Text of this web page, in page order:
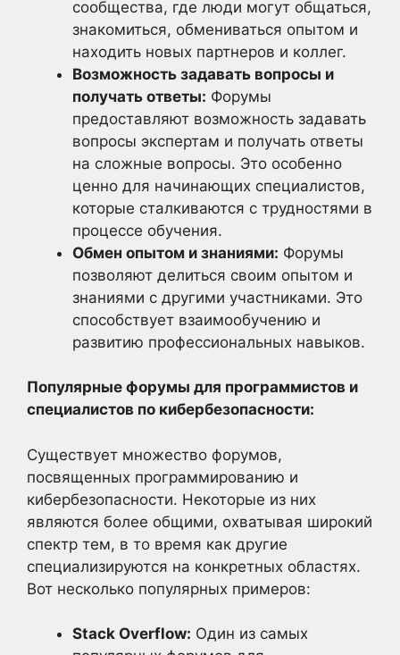
сообщества, где люди могут общаться,
знакомиться, обмениваться опытом и
находить новых партнеров и коллег.
Возможность задавать вопросы и
получать ответы: Форумы
предоставляют возможность задавать
вопросы экспертам и получать ответы
на сложные вопросы. Это особенно
ценно для начинающих специалистов,
которые сталкиваются с трудностями в
процессе обучения.
Обмен опытом и знаниями: Форумы
позволяют делиться своим опытом и
знаниями с другими участниками. Это
способствует взаимообучению и
развитию профессиональных навыков.
Популярные форумы для программистов и
специалистов по кибербезопасности:
Существует множество форумов,
посвященных программированию и
кибербезопасности. Некоторые из них
являются более общими, охватывая широкий
спектр тем, в то время как другие
специализируются на конкретных областях.
Вот несколько популярных примеров:
Stack Overflow: Один из самых